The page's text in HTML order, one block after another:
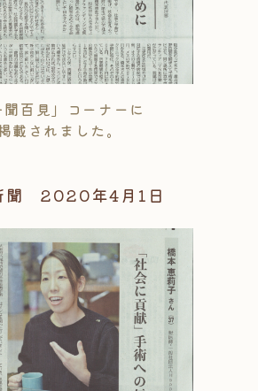
聞百見」コーナーに
載されました。
聞 2020年4月1日